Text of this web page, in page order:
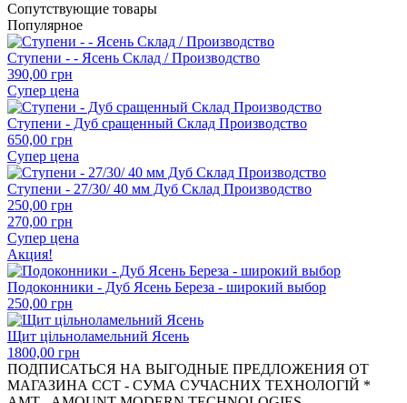
Сопутствующие товары
Популярное
Ступени - - Ясень Склад / Производство
390,00 грн
Супер цена
Ступени - Дуб сращенный Склад Производство
650,00 грн
Супер цена
Ступени - 27/30/ 40 мм Дуб Склад Производство
250,00 грн
270,00 грн
Супер цена
Акция!
Подоконники - Дуб Ясень Береза - широкий выбор
250,00 грн
Щит цільноламельний Ясень
1800,00 грн
ПОДПИСАТЬСЯ НА ВЫГОДНЫЕ ПРЕДЛОЖЕНИЯ ОТ
МАГАЗИНА CCT - СУМА СУЧАСНИХ ТЕХНОЛОГІЙ *